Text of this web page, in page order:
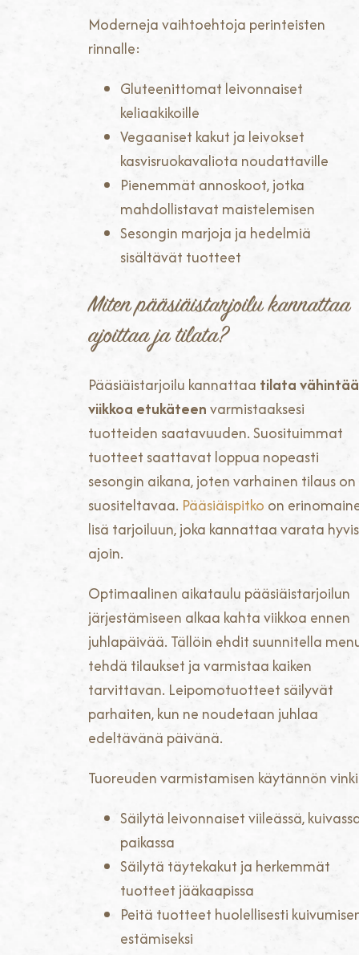
Moderneja vaihtoehtoja perinteisten
rinnalle:
Gluteenittomat leivonnaiset
keliaakikoille
Vegaaniset kakut ja leivokset
kasvisruokavaliota noudattaville
Pienemmät annoskoot, jotka
mahdollistavat maistelemisen
Sesongin marjoja ja hedelmiä
sisältävät tuotteet
Miten pääsiäistarjoilu kannattaa
ajoittaa ja tilata?
Pääsiäistarjoilu kannattaa tilata
viikkoa etukäteenvarmistaaksesi
tuotteiden saatavuuden. Suosituimmat
tuotteet saattavat loppua nopeasti
sesongin aikana, joten varhainen tilaus on
suositeltavaa. Pääsiäispitko on
lisä tarjoiluun, joka kannattaa varata
ajoin.
Optimaalinen aikataulu pääsiäistarjoilun
järjestämiseen alkaa kahta viikkoa ennen
juhlapäivää. Tällöin ehdit suunnitella
tehdä tilaukset ja varmistaa kaiken
tarvittavan. Leipomotuotteet säilyvät
parhaiten, kun ne noudetaan juhlaa
edeltävänä päivänä.
Tuoreuden varmistamisen käytännön
Säilytä leivonnaiset viileässä,
paikassa
Säilytä täytekakut ja herkemmät
tuotteet jääkaapissa
Peitä tuotteet huolellisesti
estämiseksi